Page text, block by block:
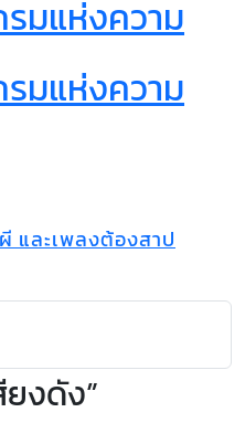
และเพลงต้องสาป
ยงดัง”